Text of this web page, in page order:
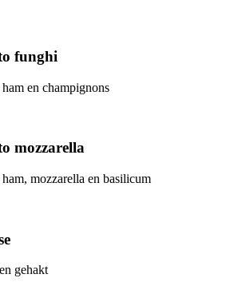
funghi
en champignons
mozzarella
mozzarella en basilicum
gehakt